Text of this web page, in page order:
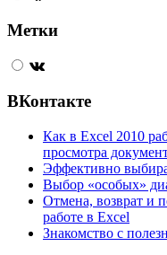
Метки
ВКонтакте
Как в Excel 2010
просмотра
Эффективно
Выбор «особых»
Отмена, возврат и
работе в Excel
Знакомство с